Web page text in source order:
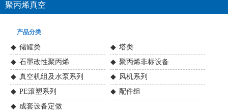
聚丙烯真空
产品分类
◆ 储罐类 ◆ 塔类
◆ 石墨改性聚丙烯 ◆ 聚丙烯非标设备
◆ 真空机组及水泵系列 ◆ 风机系列
◆ PE滚塑系列 ◆ 配件组
◆ 成套设备定做